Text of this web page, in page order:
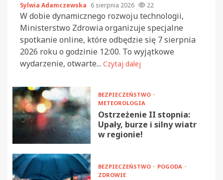
Sylwia Adamczewska 6 sierpnia 2026 22
W dobie dynamicznego rozwoju technologii,
Ministerstwo Zdrowia organizuje specjalne
spotkanie online, które odbędzie się 7 sierpnia
2026 roku o godzinie 12:00. To wyjątkowe
wydarzenie, otwarte... Czytaj dalej
BEZPIECZEŃSTWO
METEOROLOGIA
Ostrzeżenie II stopnia:
Upały, burze i silny wiatr
w regionie!
BEZPIECZEŃSTWO
POGODA
ZDROWIE